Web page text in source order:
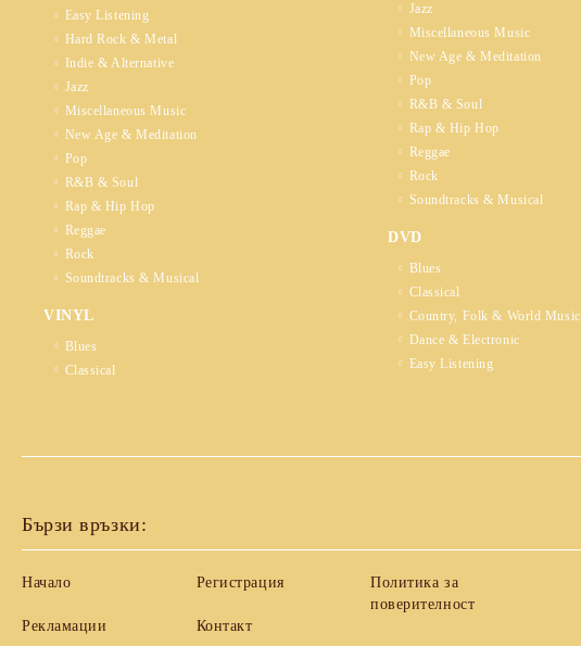
Easy Listening
Hard Rock & Metal
Indie & Alternative
Jazz
Miscellaneous Music
New Age & Meditation
Pop
R&B & Soul
Rap & Hip Hop
Reggae
Rock
Soundtracks & Musical
VINYL
Blues
Classical
Jazz
Miscellaneous Music
New Age & Meditation
Pop
R&B & Soul
Rap & Hip Hop
Reggae
Rock
Soundtracks & Musical
DVD
Blues
Classical
Country, Folk & World Music
Dance & Electronic
Easy Listening
Бързи връзки:
Начало
Рекламации
Регистрация
Контакт
Политика за
поверителност